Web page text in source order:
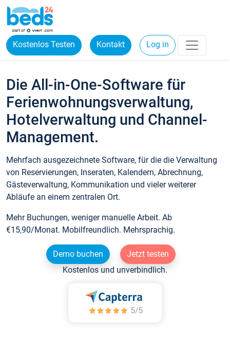
Kostenlos Testen Kontakt Log in
Die All-in-One-Software für
Ferienwohnungsverwaltung,
Hotelverwaltung und Channel-
Management.
Mehrfach ausgezeichnete Software, für die die Verwaltung
von Reservierungen, Inseraten, Kalendern, Abrechnung,
Gästeverwaltung, Kommunikation und vieler weiterer
Abläufe an einem zentralen Ort.
Mehr Buchungen, weniger manuelle Arbeit. Ab
€15,90/Monat. Mobilfreundlich. Mehrsprachig.
Demo buchen
Jetzt testen
Kostenlos und unverbindlich.